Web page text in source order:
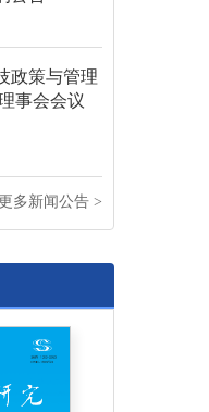
政策与管理
事会会议
更多新闻公告 >